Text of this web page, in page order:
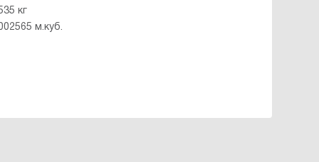
кг
м.куб.